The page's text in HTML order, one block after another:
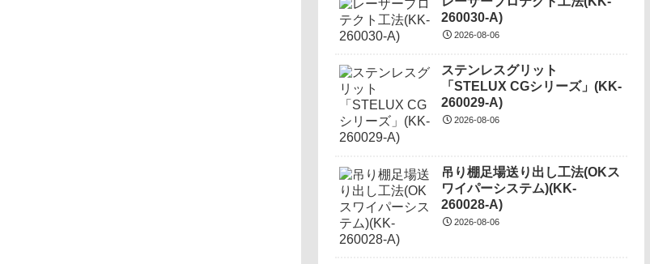
260030-A)
2026-08-06
ステンレスグリット
「STELUX CGシリーズ」(KK-
260029-A)
2026-08-06
吊り棚足場送り出し工法(OKス
ワイパーシステム)(KK-
260028-A)
2026-08-06